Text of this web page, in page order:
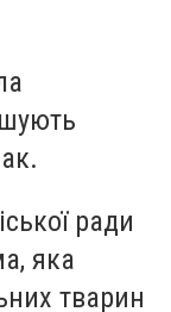
ради
яка
тварин